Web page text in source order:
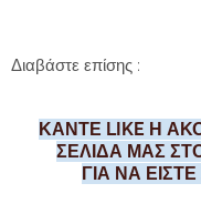
Διαβάστε επίσης :
ΚΑΝΤΕ LIKE Η
ΣΕΛΙΔΑ ΜΑΣ
ΓΙΑ ΝΑ